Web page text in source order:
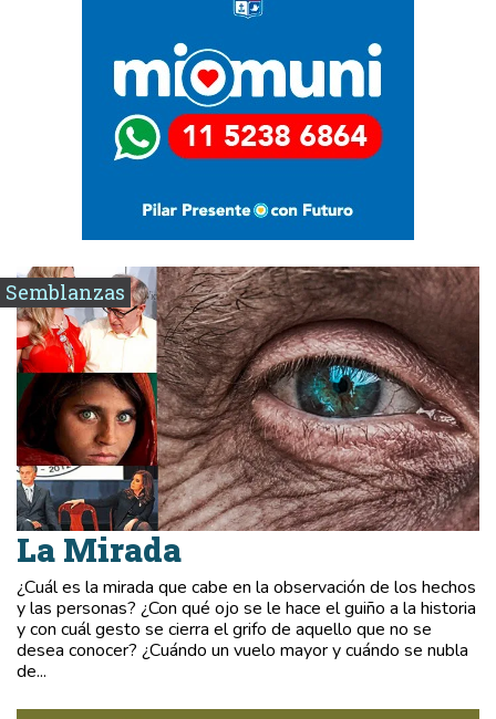
Semblanzas
La Mirada
¿Cuál es la mirada que cabe en la observación de los hechos
y las personas? ¿Con qué ojo se le hace el guiño a la historia
y con cuál gesto se cierra el grifo de aquello que no se
desea conocer? ¿Cuándo un vuelo mayor y cuándo se nubla
de...